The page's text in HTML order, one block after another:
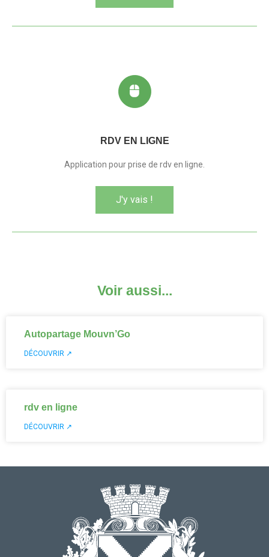
RDV EN LIGNE
Application pour prise de rdv en ligne.
J'y vais !
Voir aussi...
Autopartage Mouvn’Go
DÉCOUVRIR ↗
rdv en ligne
DÉCOUVRIR ↗